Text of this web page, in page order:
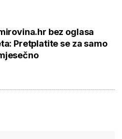
bez oglasa
Pretplatite se za samo